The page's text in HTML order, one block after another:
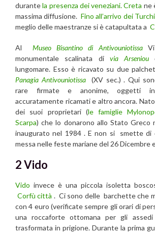
durantela presenza dei veneziani. Creta ne
massima diffusione. Fino all’arrivo dei Turchi
meglio delle maestranze si è catapultata a
Al Museo Bisantino di Antivouniotissa
monumentale scalinata di via Arseniou
lungomare. Esso è ricavato su due
Panagia Antivouniotissa
(XV sec.) . Qui
rare firmate e anonime, oggetti
accuratamente ricamati e altro ancora. Nato
dei suoi proprietari (le famiglie
Scarpa) che lo donarono allo Stato
inaugurato nel 1984 . E non si smette di
messa nelle feste mariane del 26 Dicembre
2 Vido
Vido invece è una piccola isoletta
Corfù città . Ci sono delle barchette che
con 4 euro (verificate sempre gli orari di
una roccaforte ottomana per gli
trasformata in prigione. Durante la prima